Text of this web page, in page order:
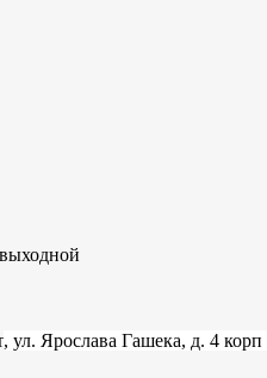
, ул. Ярослава Гашека, д. 4